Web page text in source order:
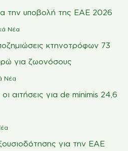
την υποβολή της ΕΑΕ 2026
Νέα
κτηνοτρόφων 73
για ζωονόσους
Νέα
αιτήσεις για de minimis 24,6
για την ΕΑΕ